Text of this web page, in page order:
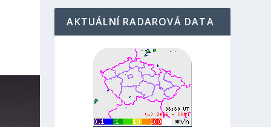
AKTUÁLNÍ RADAROVÁ DATA